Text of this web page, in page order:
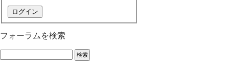
ログイン
フォーラムを検索